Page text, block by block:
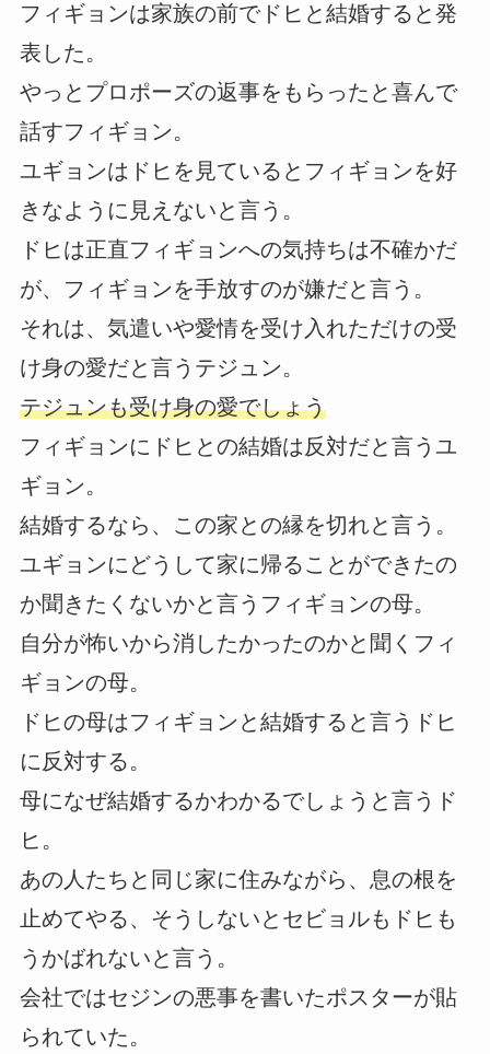
フィギョンは家族の前でドヒと結婚すると発
表した。
やっとプロポーズの返事をもらったと喜んで
話すフィギョン。
ユギョンはドヒを見ているとフィギョンを好
きなように見えないと言う。
ドヒは正直フィギョンへの気持ちは不確かだ
が、フィギョンを手放すのが嫌だと言う。
それは、気遣いや愛情を受け入れただけの受
け身の愛だと言うテジュン。
テジュンも受け身の愛でしょう
フィギョンにドヒとの結婚は反対だと言うユ
ギョン。
結婚するなら、この家との縁を切れと言う。
ユギョンにどうして家に帰ることができたの
か聞きたくないかと言うフィギョンの母。
自分が怖いから消したかったのかと聞くフィ
ギョンの母。
ドヒの母はフィギョンと結婚すると言うドヒ
に反対する。
母になぜ結婚するかわかるでしょうと言うド
ヒ。
あの人たちと同じ家に住みながら、息の根を
止めてやる、そうしないとセビョルもドヒも
うかばれないと言う。
会社ではセジンの悪事を書いたポスターが貼
られていた。